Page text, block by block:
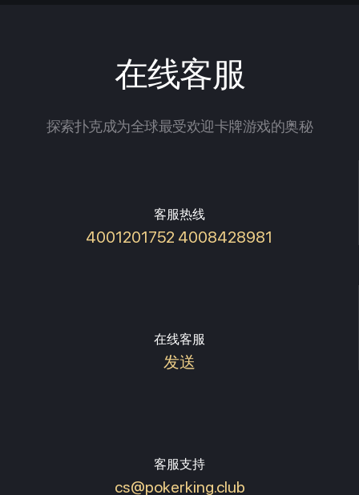
在线客服
探索扑克成为全球最受欢迎卡牌游戏的奥秘
客服热线
4001201752 4008428981
在线客服
发送
客服支持
cs@pokerking.club